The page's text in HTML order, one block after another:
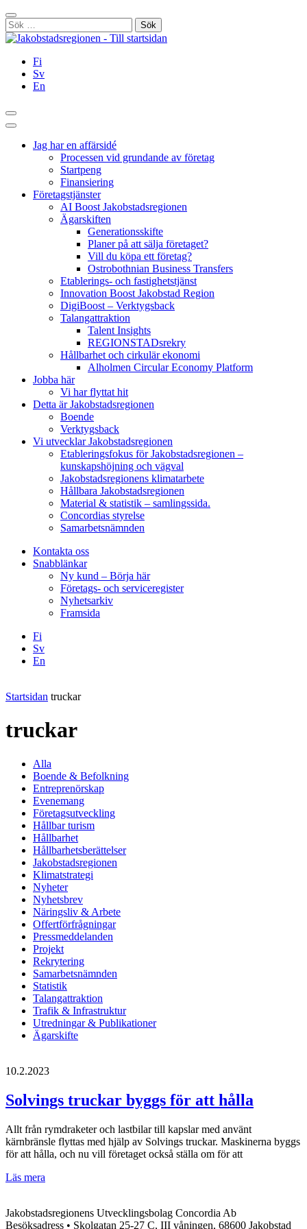
Hoppa
till
innehållet
Stäng
Sök
efter:
Fi
Sv
En
Sök
Huvudmeny
Jag har en affärsidé
Processen vid grundande av företag
Startpeng
Finansiering
Företagstjänster
AI Boost Jakobstadsregionen
Ägarskiften
Generationsskifte
Planer på att sälja företaget?
Vill du köpa ett företag?
Ostrobothnian Business Transfers
Etablerings- och fastighetstjänst
Innovation Boost Jakobstad Region
DigiBoost – Verktygsback
Talangattraktion
Talent Insights
REGIONSTADsrekry
Hållbarhet och cirkulär ekonomi
Alholmen Circular Economy Platform
Jobba här
Vi har flyttat hit
Detta är Jakobstadsregionen
Boende
Verktygsback
Vi utvecklar Jakobstadsregionen
Etableringsfokus för Jakobstadsregionen –
kunskapshöjning och vägval
Jakobstadsregionens klimatarbete
Hållbara Jakobstadsregionen
Material & statistik – samlingssida.
Concordias styrelse
Samarbetsnämnden
Kontakta oss
Snabblänkar
Ny kund – Börja här
Företags- och serviceregister
Nyhetsarkiv
Framsida
Fi
Sv
En
Startsidan truckar
truckar
Alla
Boende & Befolkning
Entreprenörskap
Evenemang
Företagsutveckling
Hållbar turism
Hållbarhet
Hållbarhetsberättelser
Jakobstadsregionen
Klimatstrategi
Nyheter
Nyhetsbrev
Näringsliv & Arbete
Offertförfrågningar
Pressmeddelanden
Projekt
Rekrytering
Samarbetsnämnden
Statistik
Talangattraktion
Trafik & Infrastruktur
Utredningar & Publikationer
Ägarskifte
10.2.2023
Solvings truckar byggs för att hålla
Allt från rymdraketer och lastbilar till kapslar med använt
kärnbränsle flyttas med hjälp av Solvings truckar. Maskinerna byggs
för att hålla, och nu vill företaget också ställa om för att
Läs mera
för
att
Jakobstadsregionens Utvecklingsbolag Concordia Ab
Besöksadress • Skolgatan 25-27 C, III våningen, 68600 Jakobstad